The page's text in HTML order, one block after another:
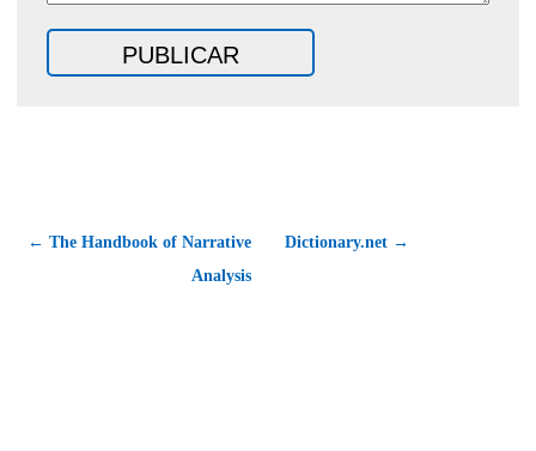
← The Handbook of Narrative
Analysis
Dictionary.net →